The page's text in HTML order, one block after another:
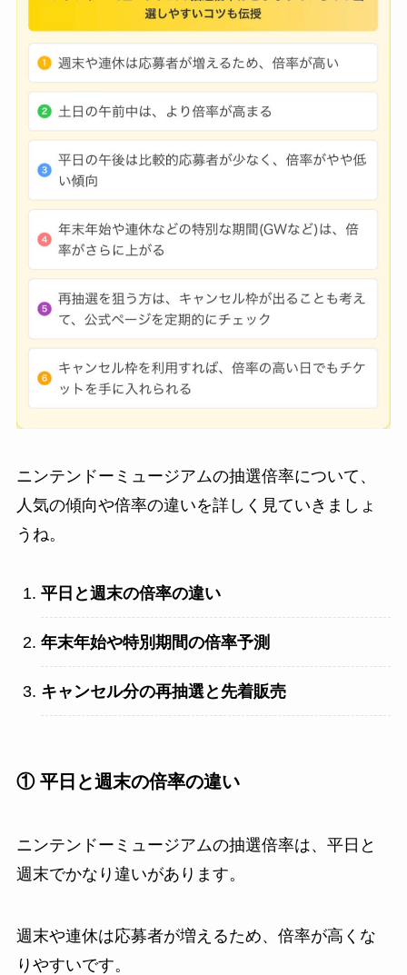
ニンテンドーミュージアムの抽選倍率について、
人気の傾向や倍率の違いを詳しく見ていきましょ
うね。
平日と週末の倍率の違い
年末年始や特別期間の倍率予測
キャンセル分の再抽選と先着販売
① 平日と週末の倍率の違い
ニンテンドーミュージアムの抽選倍率は、平日と
週末でかなり違いがあります。
週末や連休は応募者が増えるため、倍率が高くな
りやすいです。